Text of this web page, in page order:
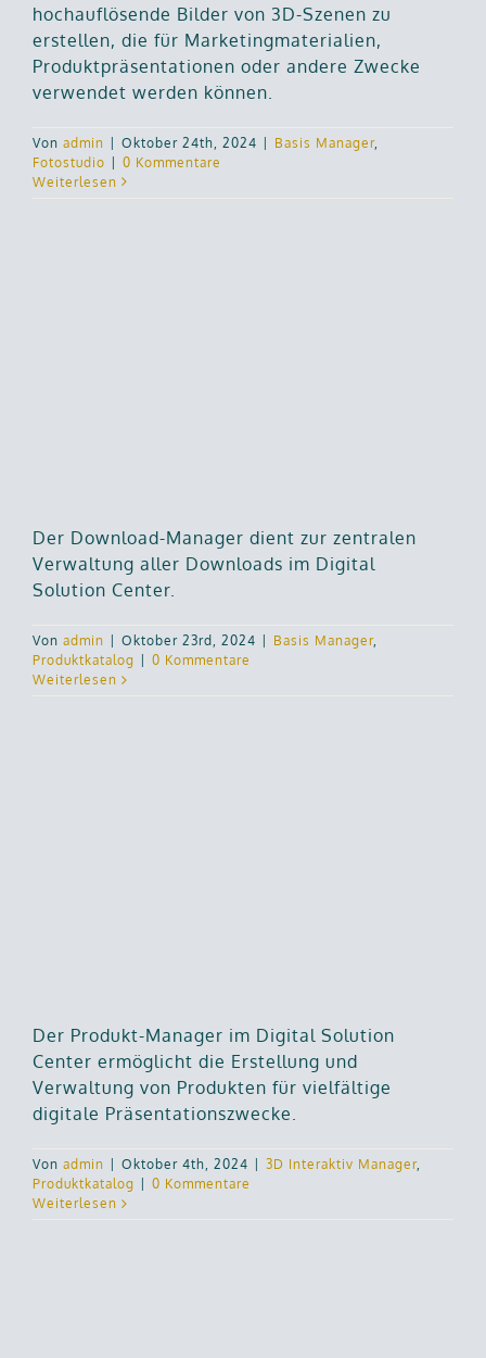
hochauflösende Bilder von 3D-Szenen zu
erstellen, die für Marketingmaterialien,
Produktpräsentationen oder andere Zwecke
verwendet werden können.
Von admin | Oktober 24th, 2024 | Basis Manager,
Fotostudio | 0 Kommentare
Weiterlesen
Der Download-Manager dient zur zentralen
Verwaltung aller Downloads im Digital
Solution Center.
Von admin Oktober 23rd, 2024 Basis Manager,
Produktkatalog
0 Kommentare
Weiterlesen
Der Produkt-Manager im Digital Solution
Center ermöglicht die Erstellung und
Verwaltung von Produkten für vielfältige
digitale Präsentationszwecke.
Von admin Oktober 4th, 2024 3D Interaktiv Manager,
Produktkatalog
0 Kommentare
Weiterlesen